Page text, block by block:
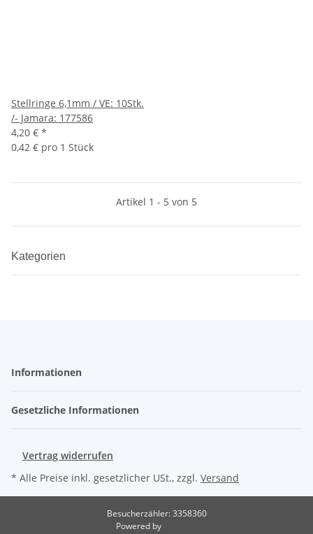
Stellringe 6,1mm / VE: 10Stk.
/- Jamara: 177586
4,20 € *
0,42 € pro 1 Stück
Artikel 1 - 5 von 5
Kategorien
Informationen
Gesetzliche Informationen
Vertrag widerrufen
* Alle Preise inkl. gesetzlicher USt., zzgl. Versand
Besucherzähler: 3358360
Powered by